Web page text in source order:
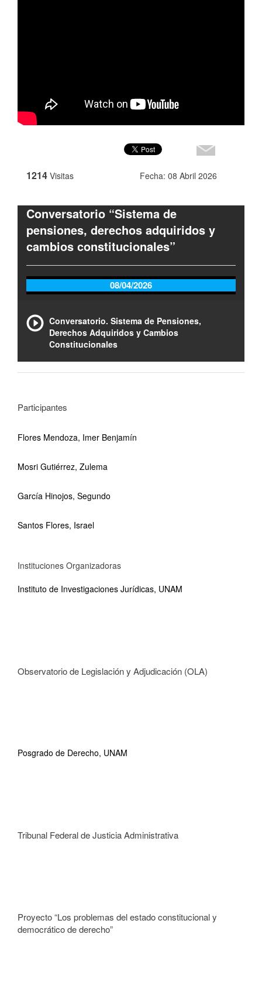
1214 Visitas Fecha: 08 Abril 2026
Conversatorio “Sistema de
pensiones, derechos adquiridos y
cambios constitucionales”
08/04/2026
Conversatorio. Sistema de Pensiones,
Derechos Adquiridos y Cambios
Constitucionales
Participantes
Flores Mendoza, Imer Benjamín
Mosri Gutiérrez, Zulema
García Hinojos, Segundo
Santos Flores, Israel
Instituciones Organizadoras
Instituto de Investigaciones Jurídicas, UNAM
Observatorio de Legislación y Adjudicación (OLA)
Posgrado de Derecho, UNAM
Tribunal Federal de Justicia Administrativa
Proyecto “Los problemas del estado constitucional y
democrático de derecho”